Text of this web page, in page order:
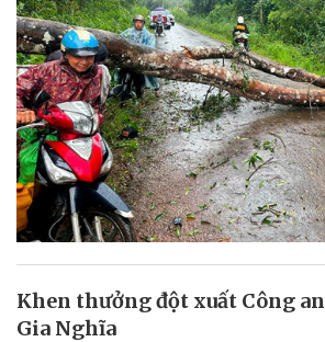
Khen thưởng đột xuất Công
Gia Nghĩa